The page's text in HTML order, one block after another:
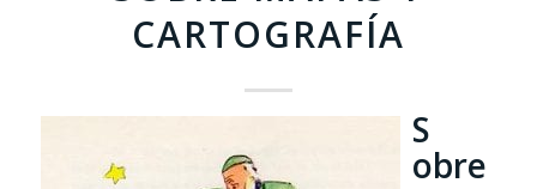
CARTOGRAFÍA
S
obre